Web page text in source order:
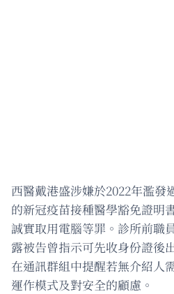
西醫戴港盛涉嫌於2022年濫發
的新冠疫苗接種醫學豁免證明
誠實取用電腦等罪。診所前職
露被告曾指示可先收身份證後
在通訊群組中提醒若無介紹人
運作模式及對安全的顧慮。